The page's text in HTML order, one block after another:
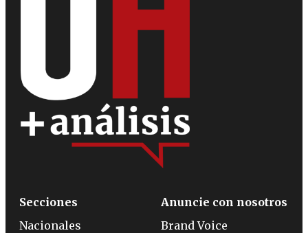
Secciones
Nacionales
Anuncie con nosotros
Brand Voice